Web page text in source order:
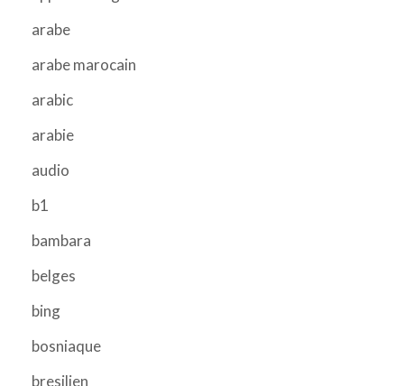
arabe
arabe marocain
arabic
arabie
audio
b1
bambara
belges
bing
bosniaque
bresilien